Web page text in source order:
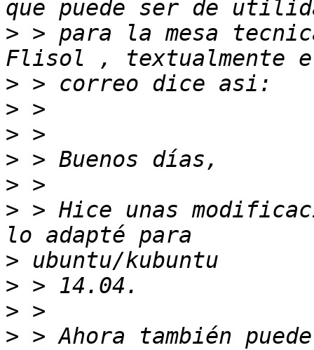
> > para la mesa
>
>
>
>
>
> > Hice unas
>
>
>
> > Ahora también